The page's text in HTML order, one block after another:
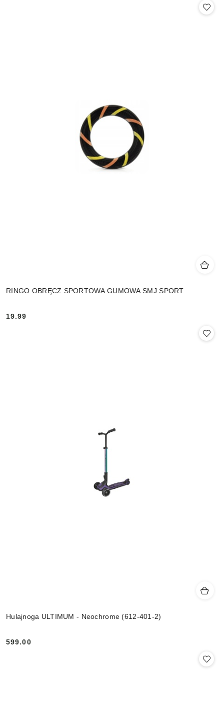
RINGO OBRĘCZ SPORTOWA GUMOWA SMJ SPORT
Cena:
19.99
Hulajnoga ULTIMUM - Neochrome (612-401-2)
Cena:
599.00